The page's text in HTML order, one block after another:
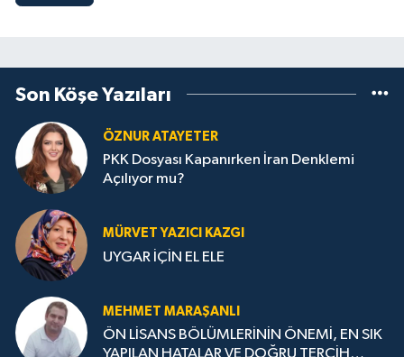
Son Köşe Yazıları
ÖZNUR ATAYETER
PKK Dosyası Kapanırken İran Denklemi
Açılıyor mu?
MÜRVET YAZICI KAZGI
UYGAR İÇİN EL ELE
MEHMET MARAŞANLI
ÖN LİSANS BÖLÜMLERİNİN ÖNEMİ, EN SIK
YAPILAN HATALAR VE DOĞRU TERCİH